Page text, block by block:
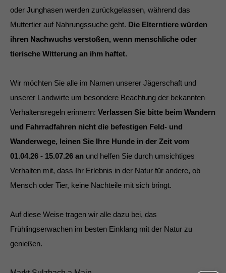
oder Junghasen werden zurückgelassen, während das
Muttertier auf Nahrungssuche geht. Die Elterntiere würden
ihren Nachwuchs verstoßen, wenn menschliche oder
tierische Witterung an ihm haftet.
Wir möchten Sie alle im Namen unserer Jägerschaft und
unserer Landwirte um besondere Beachtung der bekannten
Verhaltensregeln erinnern: Verlassen Sie bitte beim Wandern
und Fahrradfahren nicht die befestigen Feld- und
Wanderwege, leinen Sie Ihre Hunde in der Zeit vom
01.04.26 - 15.07.26 an und helfen Sie durch umsichtiges
Verhalten mit, dass Ihr Erlebnis in der Natur für andere, ob
Mensch oder Tier, keine Nachteile mit sich bringt.
Auf diese Weise tragen wir alle dazu bei, das
Frühlingserwachen im besten Einklang mit der Natur zu
genießen.